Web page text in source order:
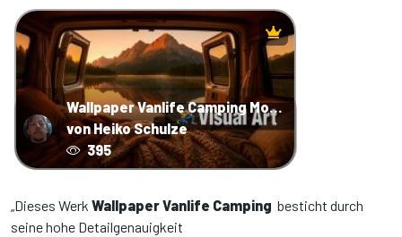
Wallpaper Vanlife Camping Modell 2
von Heiko Schulze
395
„Dieses Werk Wallpaper Vanlife Camping besticht durch
seine hohe Detailgenauigkeit